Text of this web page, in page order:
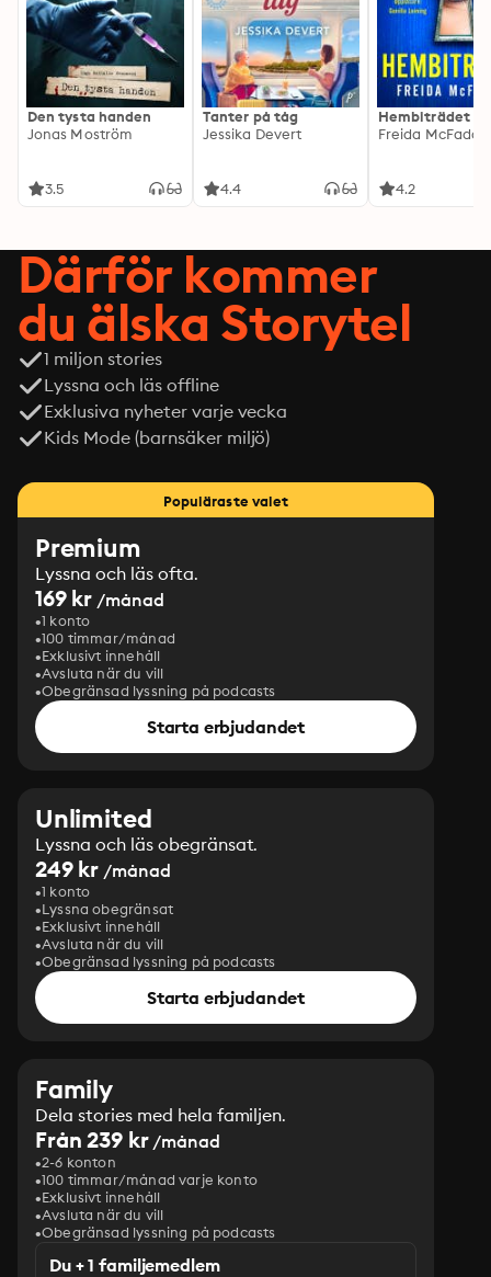
Den tysta handen
Jonas Moström
3.5
Tanter på tåg
Jessika Devert
4.4
Hembiträdet
Freida
4.2
Därför kommer
du älska Storytel
1 miljon stories
Lyssna och läs offline
Exklusiva nyheter varje vecka
Kids Mode (barnsäker miljö)
Populäraste valet
Premium
Lyssna och läs ofta.
169 kr /månad
1 konto
100 timmar/månad
Exklusivt innehåll
Avsluta när du vill
Obegränsad lyssning på podcasts
Starta erbjudandet
Unlimited
Lyssna och läs obegränsat.
249 kr /månad
1 konto
Lyssna obegränsat
Exklusivt innehåll
Avsluta när du vill
Obegränsad lyssning på podcasts
Starta erbjudandet
Family
Dela stories med hela familjen.
Från 239 kr/månad
2-6 konton
100 timmar/månad varje konto
Exklusivt innehåll
Avsluta när du vill
Obegränsad lyssning på podcasts
Du + 1 familjemedlem